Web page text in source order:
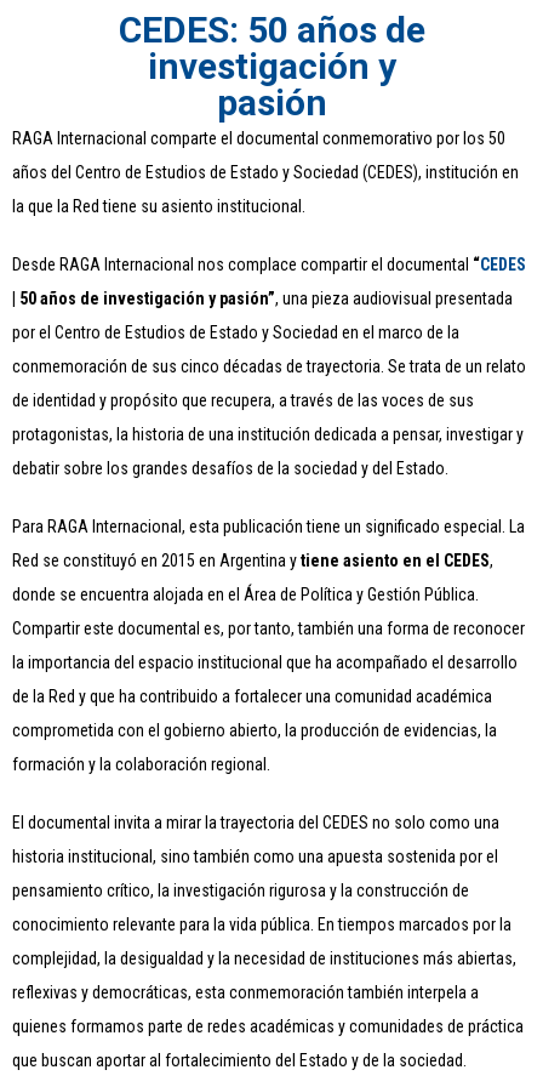
CEDES: 50 años de
investigación y
pasión
RAGA Internacional comparte el documental conmemorativo por los 50
años del Centro de Estudios de Estado y Sociedad (CEDES), institución en
la que la Red tiene su asiento institucional.
Desde RAGA Internacional nos complace compartir el documental “CEDES
| 50 años de investigación y pasión”, una pieza audiovisual presentada
por el Centro de Estudios de Estado y Sociedad en el marco de la
conmemoración de sus cinco décadas de trayectoria. Se trata de un relato
de identidad y propósito que recupera, a través de las voces de sus
protagonistas, la historia de una institución dedicada a pensar, investigar y
debatir sobre los grandes desafíos de la sociedad y del Estado.
Para RAGA Internacional, esta publicación tiene un significado especial. La
Red se constituyó en 2015 en Argentina ytiene asiento en el CEDES,
donde se encuentra alojada en el Área de Política y Gestión Pública.
Compartir este documental es, por tanto, también una forma de reconocer
la importancia del espacio institucional que ha acompañado el desarrollo
de la Red y que ha contribuido a fortalecer una comunidad académica
comprometida con el gobierno abierto, la producción de evidencias, la
formación y la colaboración regional.
El documental invita a mirar la trayectoria del CEDES no solo como una
historia institucional, sino también como una apuesta sostenida por el
pensamiento crítico, la investigación rigurosa y la construcción de
conocimiento relevante para la vida pública. En tiempos marcados por la
complejidad, la desigualdad y la necesidad de instituciones más abiertas,
reflexivas y democráticas, esta conmemoración también interpela a
quienes formamos parte de redes académicas y comunidades de práctica
que buscan aportar al fortalecimiento del Estado y de la sociedad.